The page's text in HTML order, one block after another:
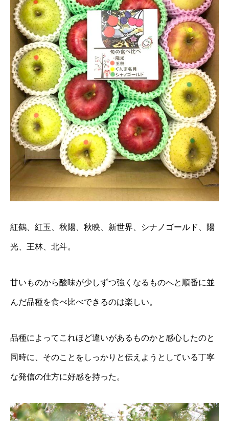
紅鶴、紅玉、秋陽、秋映、新世界、シナノゴールド、陽
光、王林、北斗。
甘いものから酸味が少しずつ強くなるものへと順番に並
んだ品種を食べ比べできるのは楽しい。
品種によってこれほど違いがあるものかと感心したのと
同時に、そのことをしっかりと伝えようとしている丁寧
な発信の仕方に好感を持った。